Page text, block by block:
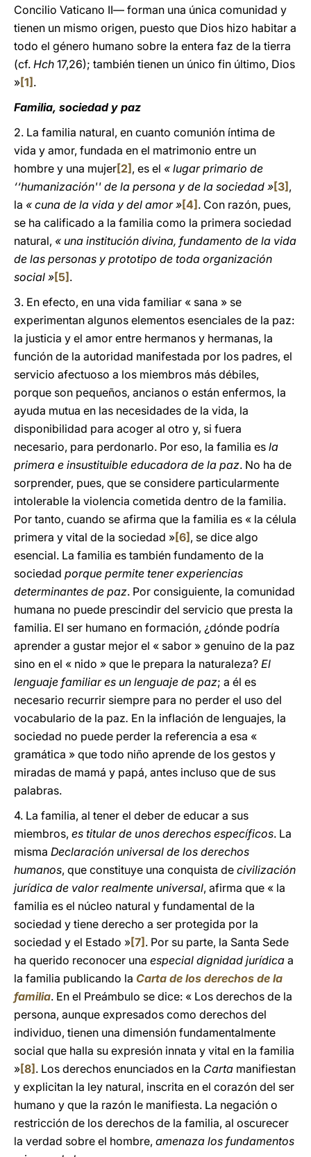
Concilio Vaticano II— forman una única comunidad y
tienen un mismo origen, puesto que Dios hizo habitar a
todo el género humano sobre la entera faz de la tierra
(cf. Hch 17,26); también tienen un único fin último, Dios
»[1] .
Familia, sociedad y paz
2. La familia natural, en cuanto comunión íntima de
vida y amor, fundada en el matrimonio entre un
hombre y una mujer[2] , es el « lugar primario de
‘‘humanización'' de la persona y de la sociedad »[3] ,
la « cuna de la vida y del amor »[4] . Con razón, pues,
se ha calificado a la familia como la primera sociedad
natural, « una institución divina, fundamento de la vida
de las personas y prototipo de toda organización
social »[5] .
3. En efecto, en una vida familiar « sana » se
experimentan algunos elementos esenciales de la paz:
la justicia y el amor entre hermanos y hermanas, la
función de la autoridad manifestada por los padres, el
servicio afectuoso a los miembros más débiles,
porque son pequeños, ancianos o están enfermos, la
ayuda mutua en las necesidades de la vida, la
disponibilidad para acoger al otro y, si fuera
necesario, para perdonarlo. Por eso, la familia es la
primera e insustituible educadora de la paz. No ha de
sorprender, pues, que se considere particularmente
intolerable la violencia cometida dentro de la familia.
Por tanto, cuando se afirma que la familia es « la célula
primera y vital de la sociedad »[6] , se dice algo
esencial. La familia es también fundamento de la
sociedad porque permite tener experiencias
determinantes de paz. Por consiguiente, la comunidad
humana no puede prescindir del servicio que presta la
familia. El ser humano en formación, ¿dónde podría
aprender a gustar mejor el « sabor » genuino de la paz
sino en el « nido » que le prepara la naturaleza? El
lenguaje familiar es un lenguaje de paz; a él es
necesario recurrir siempre para no perder el uso del
vocabulario de la paz. En la inflación de lenguajes, la
sociedad no puede perder la referencia a esa «
gramática » que todo niño aprende de los gestos y
miradas de mamá y papá, antes incluso que de sus
palabras.
4. La familia, al tener el deber de educar a sus
miembros, es titular de unos derechos específicos. La
misma Declaración universal de los derechos
humanos, que constituye una conquista de civilización
jurídica de valor realmente universal, afirma que « la
familia es el núcleo natural y fundamental de la
sociedad y tiene derecho a ser protegida por la
sociedad y el Estado »[7] . Por su parte, la Santa Sede
ha querido reconocer una especial dignidad jurídica a
la familia publicando la Carta de los derechos de la
familia. En el Preámbulo se dice: « Los derechos de la
persona, aunque expresados como derechos del
individuo, tienen una dimensión fundamentalmente
social que halla su expresión innata y vital en la familia
»[8] . Los derechos enunciados en la Carta manifiestan
y explicitan la ley natural, inscrita en el corazón del ser
humano y que la razón le manifiesta. La negación o
restricción de los derechos de la familia, al oscurecer
la verdad sobre el hombre, amenaza los fundamentos